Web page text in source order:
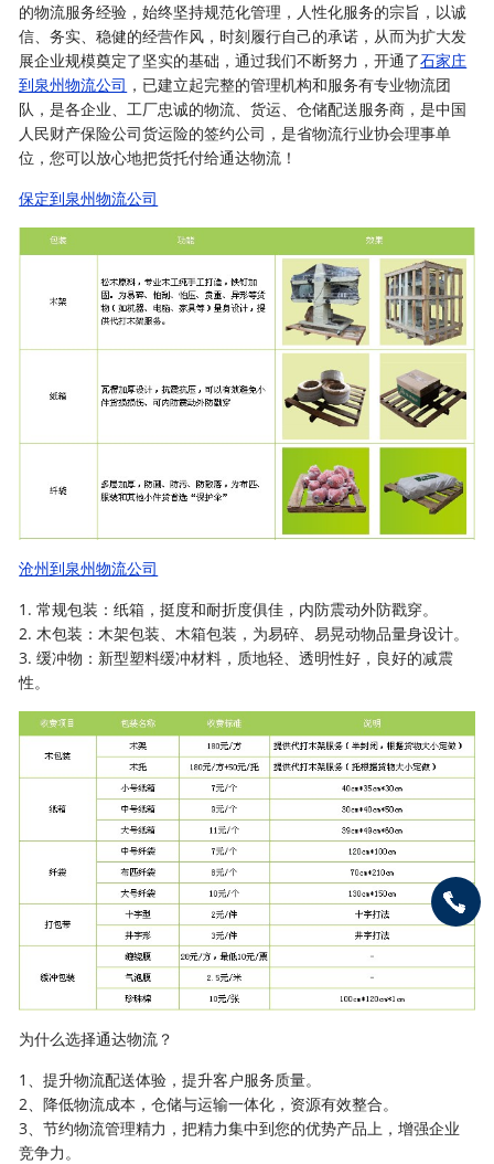
的物流服务经验，始终坚持规范化管理，人性化服务的宗旨，以诚
信、务实、稳健的经营作风，时刻履行自己的承诺，从而为扩大发
展企业规模奠定了坚实的基础，通过我们不断努力，开通了石家庄
到泉州物流公司 ，已建立起完整的管理机构和服务有专业物流团
队，是各企业、工厂忠诚的物流、货运、仓储配送服务商，是中国
人民财产保险公司货运险的签约公司，是省物流行业协会理事单
位，您可以放心地把货托付给通达物流！
保定到泉州物流公司
沧州到泉州物流公司
1. 常规包装：纸箱，挺度和耐折度俱佳，内防震动外防戳穿。
2. 木包装：木架包装、木箱包装，为易碎、易晃动物品量身设计。
3. 缓冲物：新型塑料缓冲材料，质地轻、透明性好，良好的减震
性。
为什么选择通达物流？
1、提升物流配送体验，提升客户服务质量。
2、降低物流成本，仓储与运输一体化，资源有效整合。
3、节约物流管理精力，把精力集中到您的优势产品上，增强企业
竞争力。